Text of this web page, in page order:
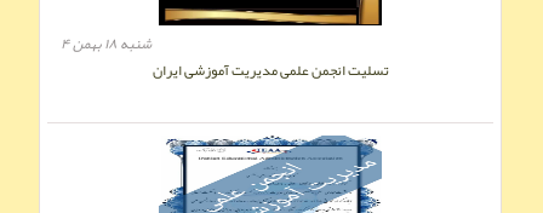
تسلیت انجمن علمی مدیریت آموزشی ایران
شنبه ۱۸ بهمن ۴